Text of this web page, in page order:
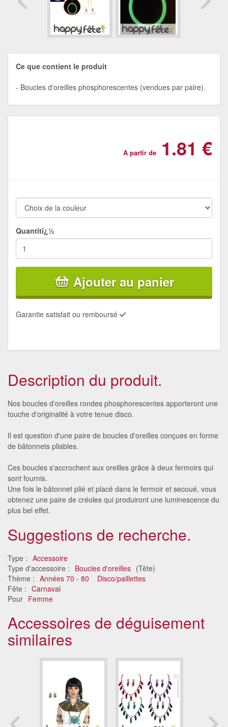
Ce que contient le produit
Boucles d'oreilles phosphorescentes (vendues par paire).
A partir de 1.81 €
Quantitï¿½
Ajouter au panier
Garantie satisfait ou remboursé
Description du produit.
Nos boucles d'oreilles rondes phosphorescentes apporteront une
touche d'originalité à votre tenue disco.
Il est question d'une paire de boucles d'oreilles conçues en forme
de bâtonnets pliables.
Ces boucles s'accrochent aux oreilles grâce à deux fermoirs qui
sont fournis.
Une fois le bâtonnet plié et placé dans le fermoir et secoué, vous
obtenez une paire de créoles qui produiront une luminescence du
plus bel effet.
Suggestions de recherche.
Type : Accessoire
Type d'accessoire : Boucles d'oreilles (Tête)
Thème : Années 70 - 80
Disco/paillettes
Fête : Carnaval
Pour Femme
Accessoires de déguisement
similaires